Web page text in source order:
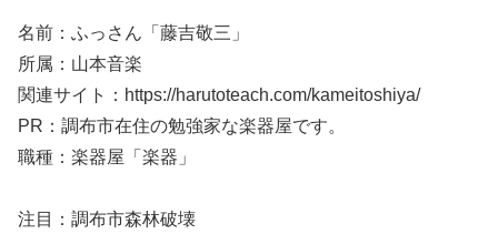
名前：ふっさん「藤吉敬三」
所属：山本音楽
関連サイト：https://harutoteach.com/kameitoshiya/
PR：調布市在住の勉強家な楽器屋です。
職種：楽器屋「楽器」
注目：調布市森林破壊